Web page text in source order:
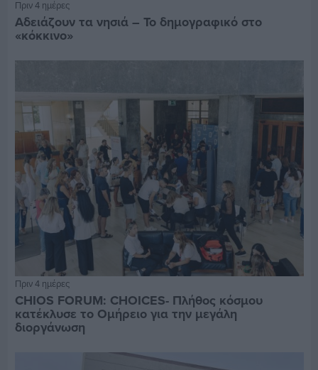
Πριν 4 ημέρες
Αδειάζουν τα νησιά – Το δημογραφικό στο
«κόκκινο»
Πριν 4 ημέρες
CHIOS FORUM: CHOICES- Πλήθος κόσμου
κατέκλυσε το Ομήρειο για την μεγάλη
διοργάνωση